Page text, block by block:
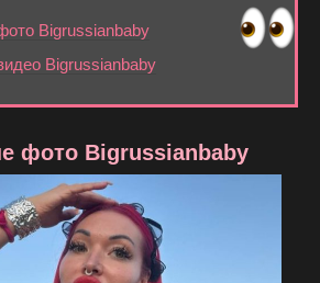
Bigrussianbaby
Bigrussianbaby
фото Bigrussianbaby